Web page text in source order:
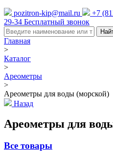
pozitron-kip@mail.ru +7
29-34 Бесплатный звонок
Главная
>
Каталог
>
Ареометры
>
Ареометры для воды (морской)
Назад
Ареометры для
Все товары